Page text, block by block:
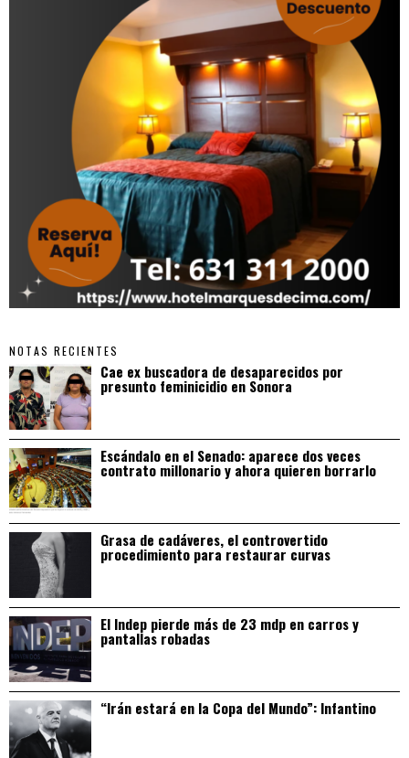
NOTAS RECIENTES
Cae ex buscadora de desaparecidos por
presunto feminicidio en Sonora
Escándalo en el Senado: aparece dos veces
contrato millonario y ahora quieren borrarlo
Grasa de cadáveres, el controvertido
procedimiento para restaurar curvas
El Indep pierde más de 23 mdp en carros y
pantallas robadas
“Irán estará en la Copa del Mundo”: Infantino